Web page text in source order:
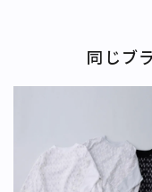
同じブ